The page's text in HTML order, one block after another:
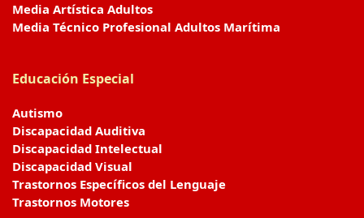
Media Artística Adultos
Media Técnico Profesional Adultos Marítima
Educación Especial
Autismo
Discapacidad Auditiva
Discapacidad Intelectual
Discapacidad Visual
Trastornos Específicos del Lenguaje
Trastornos Motores